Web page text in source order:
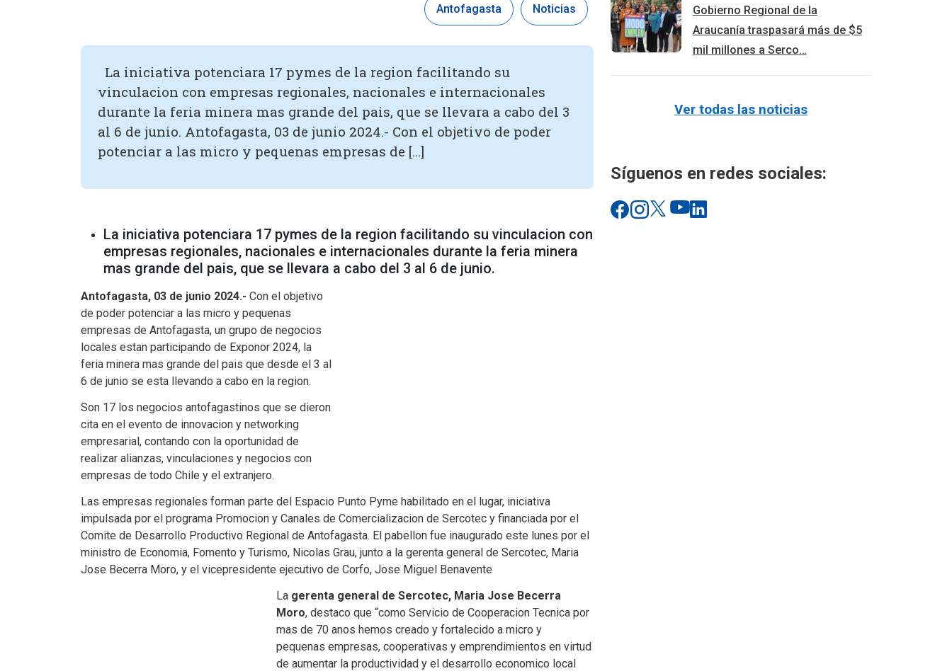
Antofagasta Noticias
La iniciativa potenciara 17 pymes de la region facilitando su
vinculacion con empresas regionales, nacionales e internacionales
durante la feria minera mas grande del pais, que se llevara a cabo del 3
al 6 de junio. Antofagasta, 03 de junio 2024.- Con el objetivo de poder
potenciar a las micro y pequenas empresas de […]
La iniciativa potenciara 17 pymes de la region facilitando su vinculacion con
empresas regionales, nacionales e internacionales durante la feria minera
mas grande del pais, que se llevara a cabo del 3 al 6 de junio.
Antofagasta, 03 de junio 2024.- Con el objetivo
de poder potenciar a las micro y pequenas
empresas de Antofagasta, un grupo de negocios
locales estan participando de Exponor 2024, la
feria minera mas grande del pais que desde el 3 al
6 de junio se esta llevando a cabo en la region.
Son 17 los negocios antofagastinos que se dieron
cita en el evento de innovacion y networking
empresarial, contando con la oportunidad de
realizar alianzas, vinculaciones y negocios con
empresas de todo Chile y el extranjero.
Las empresas regionales forman parte del Espacio Punto Pyme habilitado en el lugar, iniciativa
impulsada por el programa Promocion y Canales de Comercializacion de Sercotec y financiada por el
Comite de Desarrollo Productivo Regional de Antofagasta. El pabellon fue inaugurado este lunes por el
ministro de Economia, Fomento y Turismo, Nicolas Grau, junto a la gerenta general de Sercotec, Maria
Jose Becerra Moro, y el vicepresidente ejecutivo de Corfo, Jose Miguel Benavente
La gerenta general de Sercotec, Maria Jose Becerra
Moro, destaco que “como Servicio de Cooperacion Tecnica por
mas de 70 anos hemos creado y fortalecido a micro y
pequenas empresas, cooperativas y emprendimientos en virtud
de aumentar la productividad y el desarrollo economico local
Gobierno Regional de la
Araucanía traspasará más de $5
mil millones a Serco…
Ver todas las noticias
Síguenos en redes sociales: